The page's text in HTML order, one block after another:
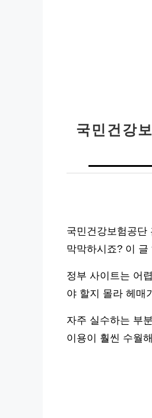
국민건강
국민건강보험공단
막막하시죠? 이
정부 사이트는 어
야 할지 몰라 헤매
자주 실수하는 부
이용이 훨씬 수월